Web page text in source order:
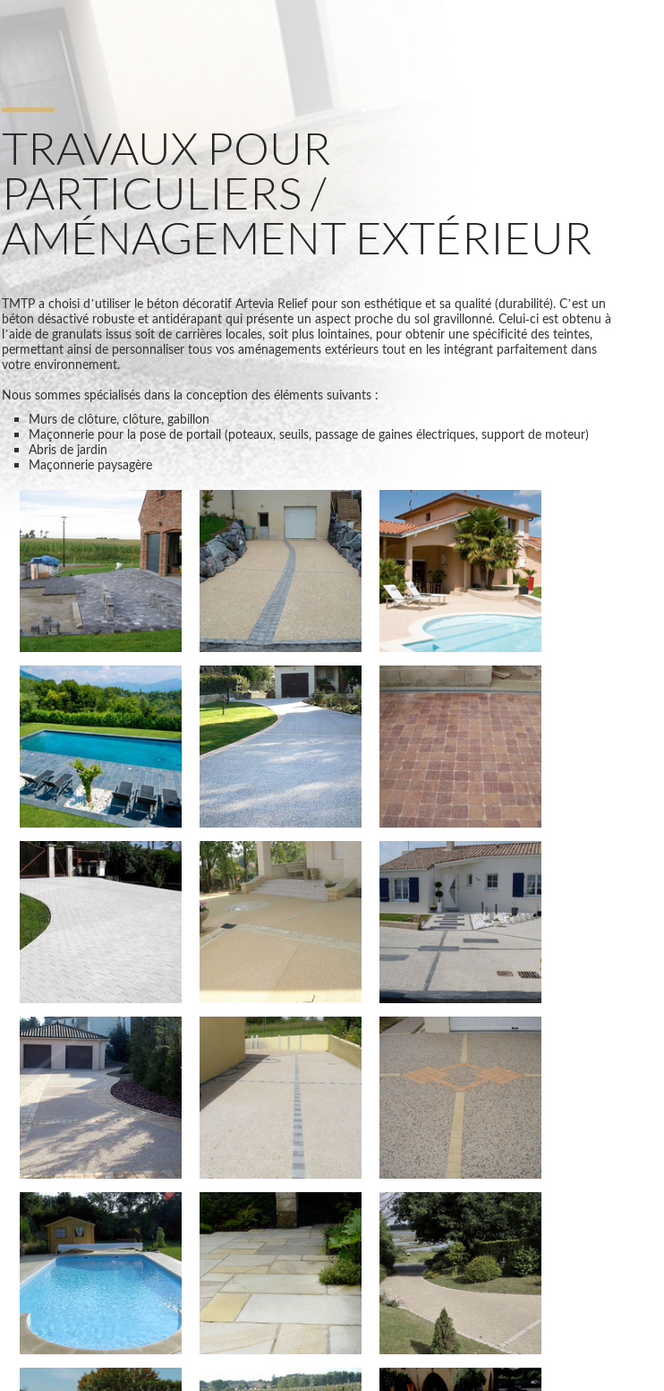
TRAVAUX POUR
PARTICULIERS /
AMÉNAGEMENT EXTÉRIEUR
TMTP a choisi d’utiliser le béton décoratif Artevia Relief pour son esthétique et sa qualité (durabilité). C’est un
béton désactivé robuste et antidérapant qui présente un aspect proche du sol gravillonné. Celui-ci est obtenu à
l’aide de granulats issus soit de carrières locales, soit plus lointaines, pour obtenir une spécificité des teintes,
permettant ainsi de personnaliser tous vos aménagements extérieurs tout en les intégrant parfaitement dans
votre environnement.
Nous sommes spécialisés dans la conception des éléments suivants :
Murs de clôture, clôture, gabillon
Maçonnerie pour la pose de portail (poteaux, seuils, passage de gaines électriques, support de moteur)
Abris de jardin
Maçonnerie paysagère